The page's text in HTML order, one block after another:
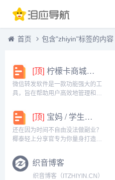
首页 包含"zhiyin"标签的内容
[顶] 柠檬卡商城24h自动发卡平台虚拟商品激活码自助购买商城
微信转发软件是一款功能强大的工
具，旨在帮助用户高效地管理和操
能，包括一键转发、朋友圈转发和
微信抢红包等。一键转发软件使得
用户可以轻松地将消息、图片或其
他内容快速转发给多个...
[顶] 宝妈 / 学生党看过来！椰泰轻上分享官，时间自由，在家也能赚
还在因为时间不自由没法做副业？
椰泰轻上分享官专为你量身打造！
是想赚生活费的学生党，都能在这
里找到适合自己的增收方式。成为
分享官，你可以自由安排时间：带
织音博客
织音博客（ITZHIYIN.CN）